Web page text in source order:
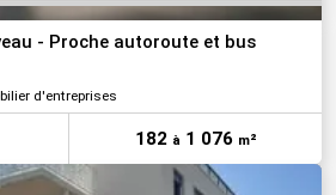
- Proche autoroute et bus
d'entreprises
182 à1 076 m²